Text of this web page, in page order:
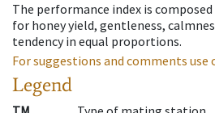
The performance index is
for honey yield, gentleness,
tendency in equal proportions.
For suggestions and comments
Legend